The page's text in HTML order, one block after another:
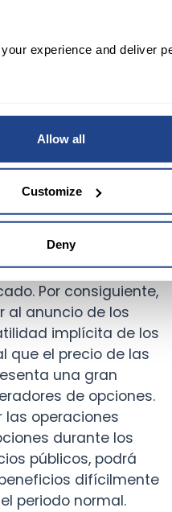
experience and deliver
Allow all
Customize
Deny
públicos provoca
Por consiguiente,
al anuncio de los
implícita de los
que el precio de las
una gran
de opciones.
las operaciones
durante los
públicos, podrá
difícilmente
periodo normal.